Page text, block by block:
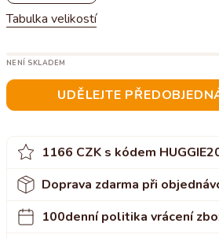
Tabulka velikostí
NENÍ SKLADEM
UDĚLEJTE
1166 CZK s kódem
Doprava zdarma při
100denní politika vrácení